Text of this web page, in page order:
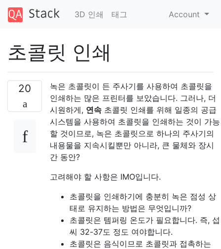
3D 인쇄 태그 Account
초콜릿 인쇄
20
녹은 초콜릿이 든 주사기를 사용하여 초콜릿을
인쇄하는 많은 프린터를 보았습니다. 그러나, 더
시원하게, 연속 초콜릿 인쇄를 위해 일종의 공급
시스템을 사용하여 초콜릿을 인쇄하는 것이 가능
할 것이므로, 녹은 초콜릿으로 하나의 주사기의
내용물을 지속시킬뿐만 아니라, 큰 물체와 장시
간 동안?
고려해야 할 사항은 IMO입니다.
초콜릿을 인쇄하기에 충분히 녹은 점성 상
태로 유지하는 방법은 무엇입니까?
초콜릿은 템퍼링 온도가 필요합니다. 즉, 섭
씨 32-37도 정도 여야합니다.
초콜릿은 음식이므로 초콜릿과 접촉하는